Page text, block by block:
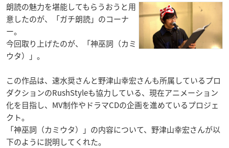
朗読の魅力を堪能してもらうおうと用
意したのが、「ガチ朗読」のコーナ
ー。
今回取り上げたのが、「神巫詞（カミ
ウタ）」。
この作品は、速水奨さんと野津山幸宏さんも所属しているプロ
ダクションのRushStyleも協力している、現在アニメーション
化を目指し、MV制作やドラマCDの企画を進めているプロジェ
クト。
「神巫詞（カミウタ）」の内容について、野津山幸宏さんが以
下のように説明してくれた。